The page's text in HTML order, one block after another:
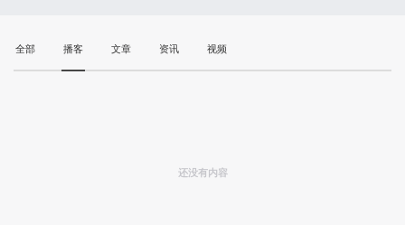
全部 播客 文章 资讯 视频
还没有内容